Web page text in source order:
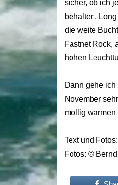
sicher, ob ich
behalten.
die weite
Fastnet Rock,
hohen
Dann gehe
November
mollig warmen
Text und
Fotos: ©